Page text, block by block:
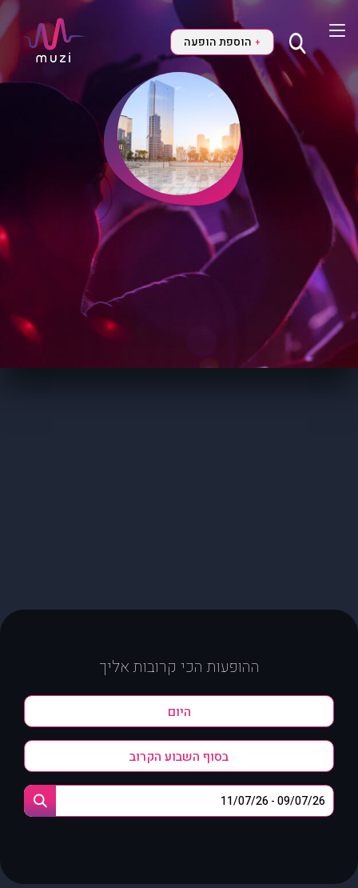
+ הוספת הופעה
ההופעות הכי קרובות אליך
היום
בסוף השבוע הקרוב